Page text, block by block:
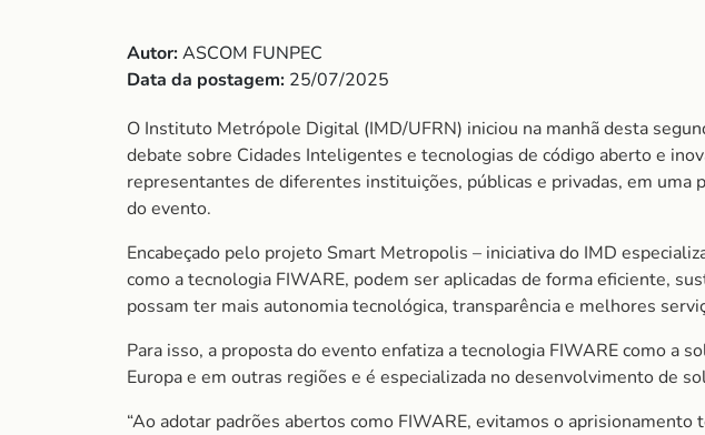
Autor:ASCOM FUNPEC
Data da postagem: 25/07/2025
O Instituto Metrópole Digital (IMD/UFRN) iniciou na manhã desta
debate sobre Cidades Inteligentes e tecnologias de código aberto e
representantes de diferentes instituições, públicas e privadas, em uma
do evento.
Encabeçado pelo projeto Smart Metropolis – iniciativa do IMD
como a tecnologia FIWARE, podem ser aplicadas de forma eficiente,
possam ter mais autonomia tecnológica, transparência e melhores
Para isso, a proposta do evento enfatiza a tecnologia FIWARE como a
Europa e em outras regiões e é especializada no desenvolvimento de
“Ao adotar padrões abertos como FIWARE, evitamos o